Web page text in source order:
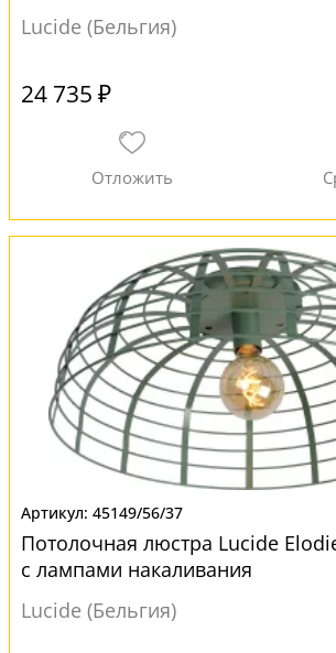
Lucide (Бельгия)
24 735 ₽
45149/56/37
Потолочная люстра Lucide
с лампами накаливания
Lucide (Бельгия)